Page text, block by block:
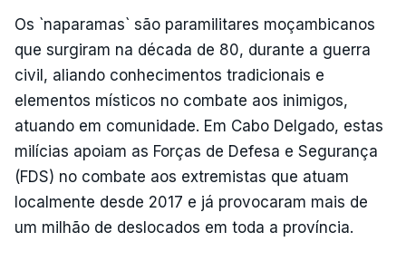
Os `naparamas` são paramilitares moçambicanos
que surgiram na década de 80, durante a guerra
civil, aliando conhecimentos tradicionais e
elementos místicos no combate aos inimigos,
atuando em comunidade. Em Cabo Delgado, estas
milícias apoiam as Forças de Defesa e Segurança
(FDS) no combate aos extremistas que atuam
localmente desde 2017 e já provocaram mais de
um milhão de deslocados em toda a província.